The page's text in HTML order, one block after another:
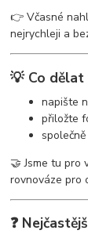
👉 Včasné
nejrychleji a
💡 Co
napište
přiložte
🤝 Jsme tu pro
rovnováze pro
❓